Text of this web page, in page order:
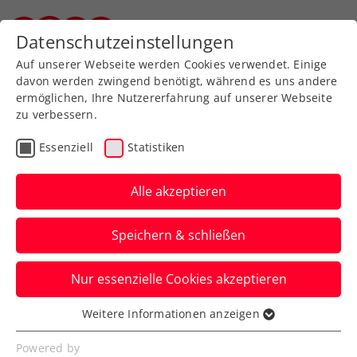
Zurück zur Newsübersicht
Turniere
Über einwöchiges
Wimbledon-Abenteuer
für Tagger beendet
Die ÖTV-Nachwuchshoffnung ist beim
Jugend-Grand-Slam in London jetzt auch
im Doppel ausgeschieden.
Verfasst von: Manuel Wachta, 12.07.2024
Datenschutzeinstellungen
Auf unserer Webseite werden Cookies verwendet. Einige
davon werden zwingend benötigt, während es uns andere
ermöglichen, Ihre Nutzererfahrung auf unserer Webseite
zu verbessern.
Essenziell Statistiken
Alle akzeptieren
Speichern & schließen
Nur essenzielle Cookies akzeptieren
Essenziell
Essenzielle Cookies werden für grundlegende
Weitere Informationen anzeigen
Powered by